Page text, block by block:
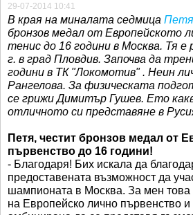
29-07-2014 10:41
В края на миналата седмица
бронзов медал от Европейското
тенис до 16 години в Москва. Тя е
г. в град Пловдив. Започва да
години в ТК "Локомотив" . Неин
Рангелова. За физическата
се грижи Димитър Гушев. Ето
отличното си представяне в
Петя, честит бронзов медал от
първенство до 16 години!
- Благодаря! Бих искала да
предоставената възможност да
шампионата в Москва. За мен
на Европейско лично първенство и